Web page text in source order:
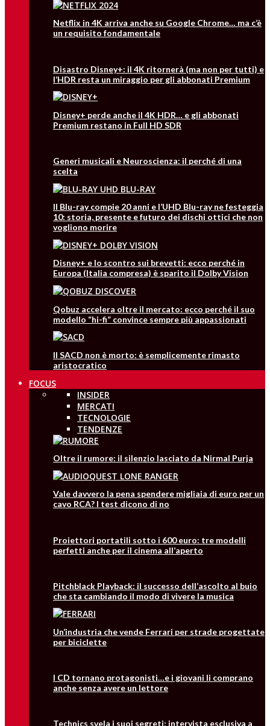
Netflix in 4K arriva anche su Google Chrome… ma c’è
un requisito fondamentale
Disastro Disney+: il 4K ritornerà (ma non per tutti) e
l’HDR resta un miraggio per gli abbonati Premium
Disney+ perde anche il 4K HDR… e gli abbonati
Premium restano in Full HD SDR
Generi musicali e Neuroscienza: il perché di una
scelta
Il Blu-ray compie 20 anni e l’UHD Blu-ray ne festeggia
10: storia, presente e futuro dei dischi ottici che non
vogliono morire
Disney+ e lo scontro sui brevetti: ecco perché in
Europa (Italia compresa) è sparito il Dolby Vision
Qobuz accelera oltre il mercato: ecco perché il suo
modello “hi-fi” convince sempre più appassionati
Il SACD non è morto: è semplicemente rimasto
aristocratico
FOCUS
INSIDER
MERCATI
TECNOLOGIE
TENDENZE
Oltre il rumore: il silenzio lasciato da Nirmal Purja
Vale davvero la pena spendere migliaia di euro per un
cavo RCA? I test dicono di no
Proiettori portatili sotto i 600 euro: tre modelli
perfetti anche per il cinema all’aperto
Pitchblack Playback: il successo dell’ascolto al buio
che sta cambiando il modo di vivere la musica
Un’industria che vende Ferrari per strade progettate
per biciclette
I CD tornano protagonisti…e i giovani li comprano
anche senza avere un lettore
Technics svela i suoi segreti: intervista esclusiva a